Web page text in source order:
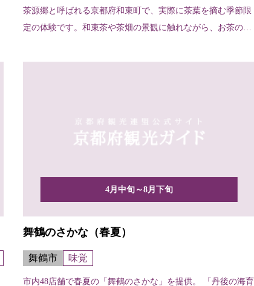
茶源郷と呼ばれる京都府和束町で、実際に茶葉を摘む季節限
定の体験です。和束茶や茶畑の景観に触れながら、お茶の産
4月中旬～8月下旬
舞鶴のさかな（春夏）
舞鶴市 味覚
市内48店舗で春夏の「舞鶴のさかな」を提供。 「丹後の海育